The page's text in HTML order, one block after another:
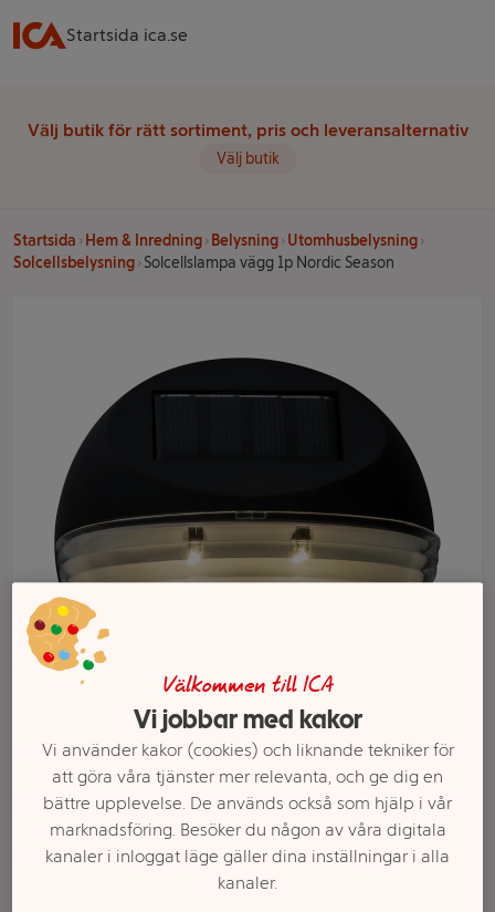
Startsida ica.se
Välj butik för rätt sortiment, pris och leveransalternativ
Välj butik
Startsida Hem & Inredning Belysning Utomhusbelysning
Solcellsbelysning Solcellslampa vägg 1p Nordic Season
Välj butik och handla
Sortimentet kan variera mellan butikerna
Välkommen till ICA
Vi jobbar med kakor
Vi använder kakor (cookies) och liknande tekniker för
att göra våra tjänster mer relevanta, och ge dig en
bättre upplevelse. De används också som hjälp i vår
marknadsföring. Besöker du någon av våra digitala
kanaler i inloggat läge gäller dina inställningar i alla
kanaler.